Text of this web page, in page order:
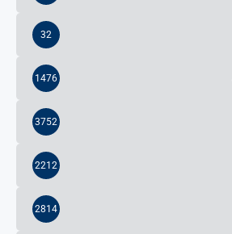
32
1476
3752
2212
2814